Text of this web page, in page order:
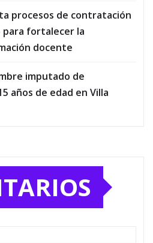
procesos de contratación
para fortalecer la
docente
imputado de
años de edad en Villa